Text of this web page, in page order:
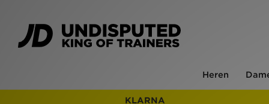
Heren
KLARNA